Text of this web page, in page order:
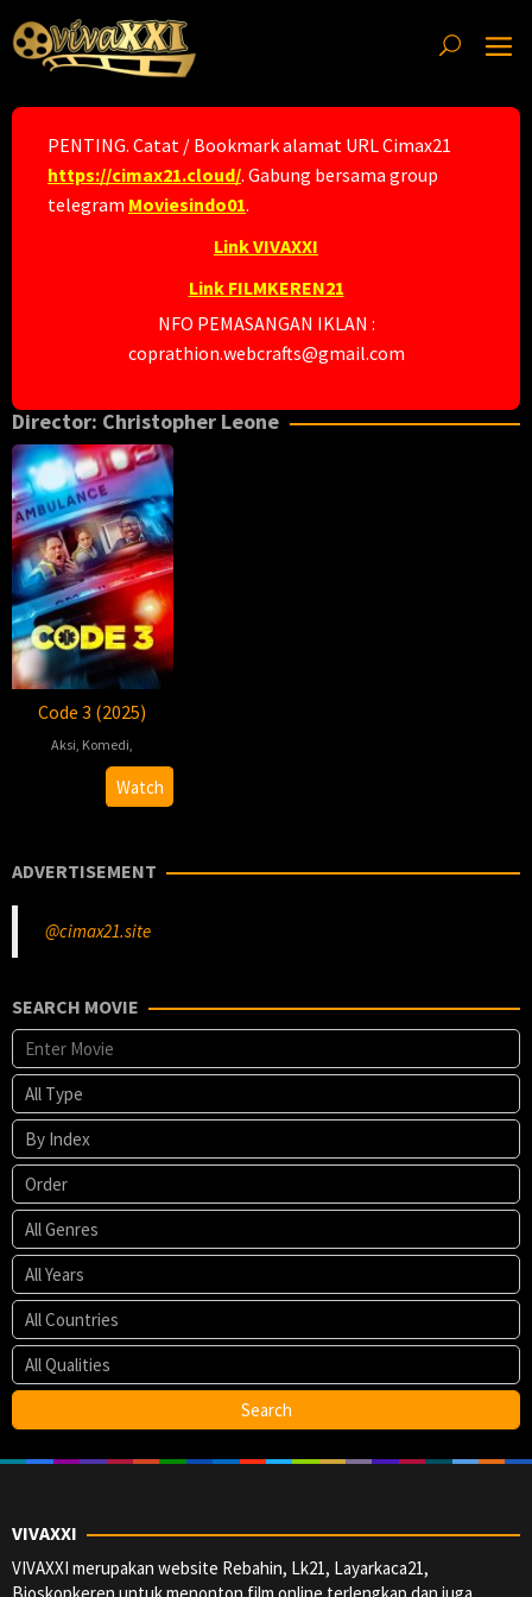
to
content
PENTING. Catat / Bookmark alamat URL Cimax21
https://cimax21.cloud/. Gabung bersama group
telegram Moviesindo01.
Link VIVAXXI
Link FILMKEREN21
NFO PEMASANGAN IKLAN :
coprathion.webcrafts@gmail.com
Director: Christopher Leone
Code 3 (2025)
Aksi Komedi
Christopher
Leone
Watch
ADVERTISEMENT
@cimax21.site
SEARCH MOVIE
VIVAXXI
VIVAXXI merupakan website Rebahin, Lk21, Layarkaca21,